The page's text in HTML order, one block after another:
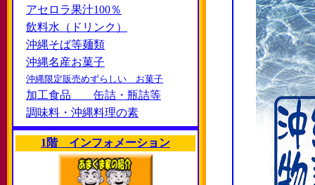
アセロラ果汁100％
飲料水（ドリンク）
沖縄そば等麺類
沖縄名産お菓子
沖縄限定販売めずらしい お菓子
加工食品 缶詰・瓶詰等
調味料・沖縄料理の素
1階 インフォメーション